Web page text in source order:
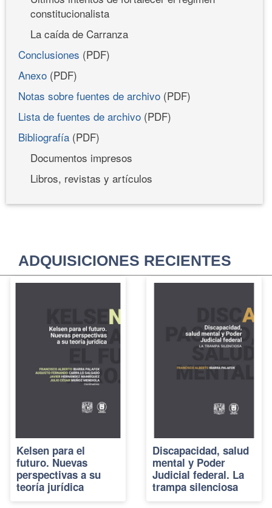
constitucionalista
La caída de Carranza
Conclusiones (PDF)
Anexo (PDF)
Notas sobre fuentes de archivo (PDF)
Lista de fuentes de archivo (PDF)
Bibliografía (PDF)
Documentos impresos
Libros, revistas y artículos
ADQUISICIONES RECIENTES
Kelsen para el
futuro. Nuevas
perspectivas a su
teoría jurídica
Discapacidad, salud
mental y Poder
Judicial federal. La
trampa silenciosa